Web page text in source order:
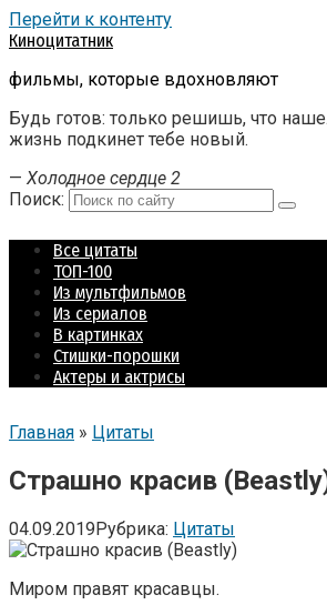
Перейти к контенту
Киноцитатник
фильмы, которые вдохновляют
Будь готов: только решишь, что
жизнь подкинет тебе новый.
— Холодное сердце 2
Поиск:
Все цитаты
ТОП-100
Из мультфильмов
Из сериалов
В картинках
Стишки-порошки
Актеры и актрисы
Главная » Цитаты
Страшно красив
04.09.2019Рубрика: Цитаты
Миром правят красавцы.